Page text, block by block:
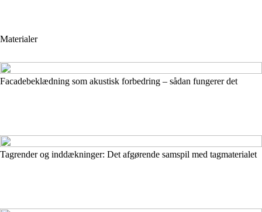
Materialer
Facadebeklædning som akustisk forbedring – sådan fungerer det
Tagrender og inddækninger: Det afgørende samspil med tagmaterialet